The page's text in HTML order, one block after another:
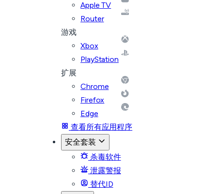
Apple TV
Router
游戏
Xbox
PlayStation
扩展
Chrome
Firefox
Edge
查看所有应用程序
安全套装
杀毒软件
泄露警报
替代ID